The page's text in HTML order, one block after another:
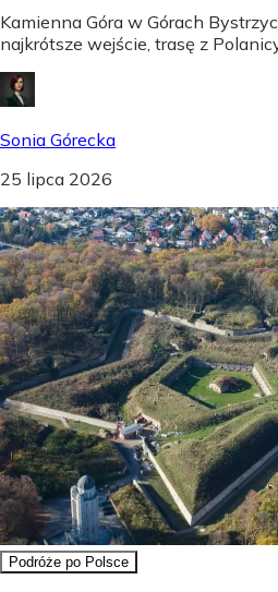
Kamienna Góra w Górach
najkrótsze wejście, trasę z
Sonia Górecka
25 lipca 2026
Podróże po Polsce